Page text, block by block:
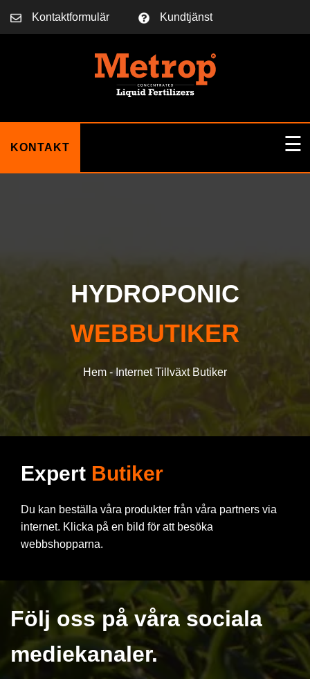
Kontaktformulär Kundtjänst
☰
VÄX KONTUR
OUTLETS
VANLIGA FRÅGOR
KONTAKT
HYDROPONIC
WEBBUTIKER
Hem -Internet Tillväxt Butiker
Expert Butiker
Du kan beställa våra produkter från våra partners via
internet. Klicka på en bild för att besöka
webbshopparna.
Följ oss på våra sociala
mediekanaler.